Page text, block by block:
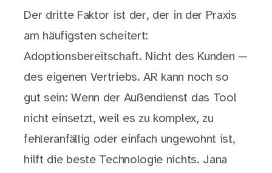
Der dritte Faktor ist der, der in der Praxis
am häufigsten scheitert:
Adoptionsbereitschaft. Nicht des Kunden —
des eigenen Vertriebs. AR kann noch so
gut sein: Wenn der Außendienst das Tool
nicht einsetzt, weil es zu komplex, zu
fehleranfällig oder einfach ungewohnt ist,
hilft die beste Technologie nichts. Jana